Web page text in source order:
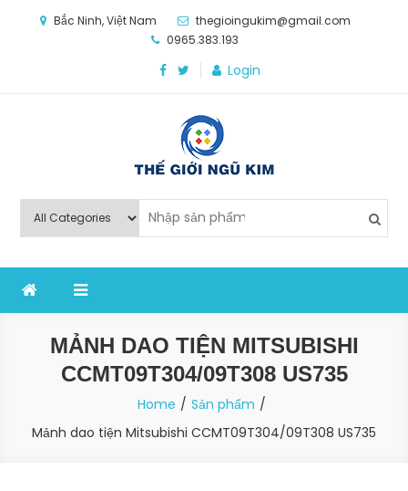
Bắc Ninh, Việt Nam
thegioingukim@gmail.com
0965.383.193
Login
Thế Giới Ngũ Kim
nghiệp sản xuất
MẢNH DAO TIỆN MITSUBISHI
CCMT09T304/09T308 US735
Home
Sản phẩm
Mảnh dao tiện Mitsubishi CCMT09T304/09T308 US735